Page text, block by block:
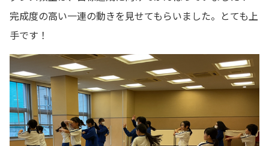
完成度の高い一連の動きを見せてもらいました。とても上
手です！